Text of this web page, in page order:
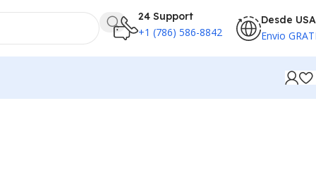
24 Support
+1 (786) 586-8842
Desde USA
Envio